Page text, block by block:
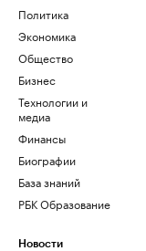
Политика
Экономика
Общество
Бизнес
Технологии и
медиа
Финансы
Биографии
База знаний
РБК Образование
Новости